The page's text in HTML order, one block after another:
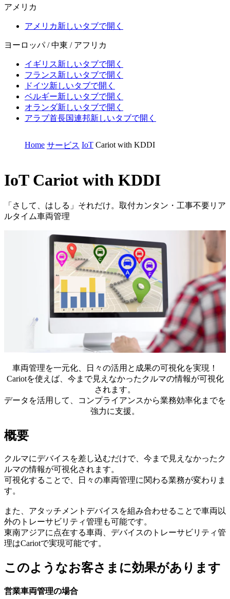
アメリカ
アメリカ新しいタブで開く
ヨーロッパ / 中東 / アフリカ
イギリス新しいタブで開く
フランス新しいタブで開く
ドイツ新しいタブで開く
ベルギー新しいタブで開く
オランダ新しいタブで開く
アラブ首長国連邦新しいタブで開く
Home サービス IoT Cariot with KDDI
IoT Cariot with KDDI
「さして、はしる」それだけ。取付カンタン・工事不要リア
ルタイム車両管理
車両管理を一元化、日々の活用と成果の可視化を実現！
Cariotを使えば、今まで見えなかったクルマの情報が可視化
されます。
データを活用して、コンプライアンスから業務効率化までを
強力に支援。
概要
クルマにデバイスを差し込むだけで、今まで見えなかったク
ルマの情報が可視化されます。
可視化することで、日々の車両管理に関わる業務が変わりま
す。
また、アタッチメントデバイスを組み合わせることで車両以
外のトレーサビリティ管理も可能です。
東南アジアに点在する車両、デバイスのトレーサビリティ管
理はCariotで実現可能です。
このようなお客さまに効果があります
営業車両管理の場合